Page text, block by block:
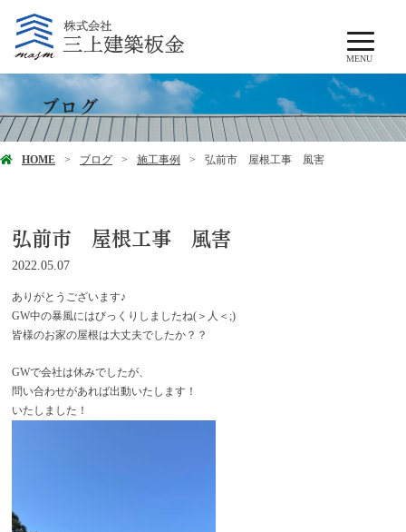
MENU
ブログ
HOME ブログ 施工事例 弘前市 屋根工事 風害
弘前市 屋根工事 風害
2022.05.07
ありがとうございます♪
GW中の暴風にはびっくりしましたね(＞人＜;)
皆様のお家の屋根は大丈夫でしたか？？
GWで会社は休みでしたが、
問い合わせがあれば出動いたします！
いたしました！